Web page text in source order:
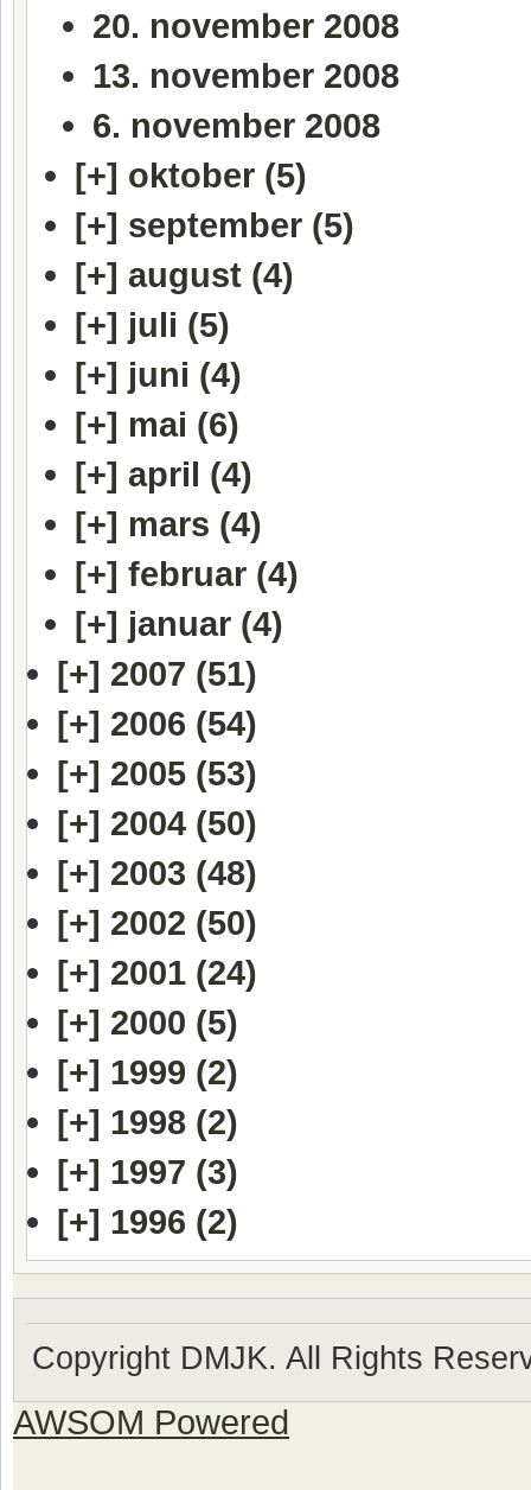
20. november 2008
13. november 2008
6. november 2008
[+] oktober (5)
[+] september (5)
[+] august (4)
[+] juli (5)
[+] juni (4)
[+] mai (6)
[+] april (4)
[+] mars (4)
[+] februar (4)
[+] januar (4)
[+] 2007 (51)
[+] 2006 (54)
[+] 2005 (53)
[+] 2004 (50)
[+] 2003 (48)
[+] 2002 (50)
[+] 2001 (24)
[+] 2000 (5)
[+] 1999 (2)
[+] 1998 (2)
[+] 1997 (3)
[+] 1996 (2)
Copyright DMJK. All Rights
AWSOM Powered